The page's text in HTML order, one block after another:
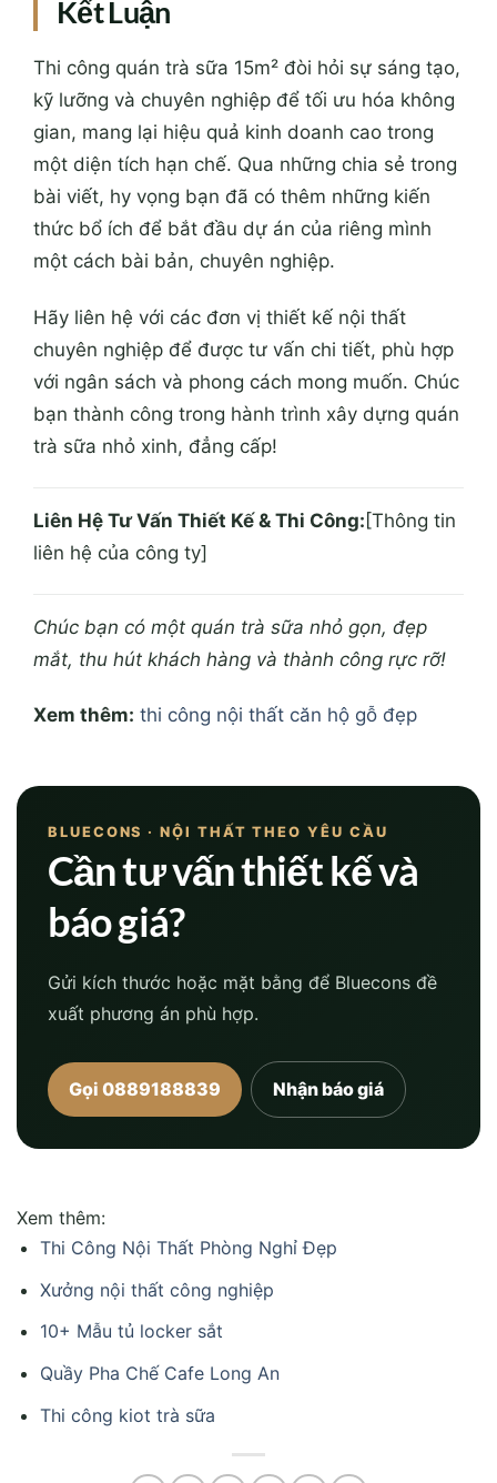
Kết Luận
Thi công quán trà sữa 15m² đòi hỏi sự sáng tạo,
kỹ lưỡng và chuyên nghiệp để tối ưu hóa không
gian, mang lại hiệu quả kinh doanh cao trong
một diện tích hạn chế. Qua những chia sẻ trong
bài viết, hy vọng bạn đã có thêm những kiến
thức bổ ích để bắt đầu dự án của riêng mình
một cách bài bản, chuyên nghiệp.
Hãy liên hệ với các đơn vị thiết kế nội thất
chuyên nghiệp để được tư vấn chi tiết, phù hợp
với ngân sách và phong cách mong muốn. Chúc
bạn thành công trong hành trình xây dựng quán
trà sữa nhỏ xinh, đẳng cấp!
Liên Hệ Tư Vấn Thiết Kế & Thi Công: [Thông tin
liên hệ của công ty]
Chúc bạn có một quán trà sữa nhỏ gọn, đẹp
mắt, thu hút khách hàng và thành công rực rỡ!
Xem thêm: thi công nội thất căn hộ gỗ đẹp
BLUECONS · NỘI THẤT THEO YÊU CẦU
Cần tư vấn thiết kế và
báo giá?
Gửi kích thước hoặc mặt bằng để Bluecons đề
xuất phương án phù hợp.
Gọi 0889188839 Nhận báo giá
Xem thêm:
Thi Công Nội Thất Phòng Nghỉ Đẹp
Xưởng nội thất công nghiệp
10+ Mẫu tủ locker sắt
Quầy Pha Chế Cafe Long An
Thi công kiot trà sữa